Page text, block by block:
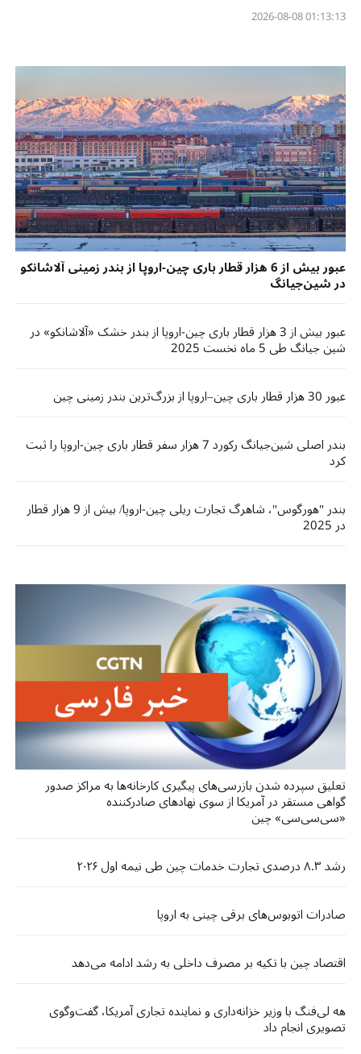
01:13:13 2026-08-08
عبور بیش از 6 هزار قطار باری چین-اروپا از بندر زمینی آلاشانکو
در شین‌جیانگ
عبور بیش از 3 هزار قطار باری چین-اروپا از بندر خشک «آلاشانکو» در
شین جیانگ طی 5 ماه نخست 2025
عبور 30 هزار قطار باری چین–اروپا از بزرگ‌ترین بندر زمینی چین
بندر اصلی شین‌جیانگ رکورد 7 هزار سفر قطار باری چین-اروپا را ثبت
کرد
بندر "هورگوس"، شاهرگ تجارت ریلی چین-اروپا/ بیش از 9 هزار قطار
در 2025
تعلیق سپرده شدن بازرسی‌های پیگیری کارخانه‌ها به مراکز صدور
گواهی مستقر در آمریکا از سوی نهادهای صادرکننده
«سی‌سی‌سی» چین
رشد ۸.۳ درصدی تجارت خدمات چین طی نیمه اول ۲۰۲۶
صادرات اتوبوس‌های برقی چینی به اروپا
اقتصاد چین با تکیه بر مصرف داخلی به رشد ادامه می‌دهد
هه لی‌فنگ با وزیر خزانه‌داری و نماینده تجاری آمریکا، گفت‌وگوی
تصویری انجام داد